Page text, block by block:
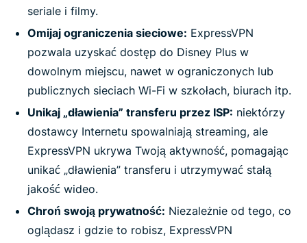
seriale i filmy.
Omijaj ograniczenia sieciowe: ExpressVPN
pozwala uzyskać dostęp do Disney Plus w
dowolnym miejscu, nawet w ograniczonych lub
publicznych sieciach Wi-Fi w szkołach, biurach itp.
Unikaj „dławienia” transferu przez ISP: niektórzy
dostawcy Internetu spowalniają streaming, ale
ExpressVPN ukrywa Twoją aktywność, pomagając
unikać „dławienia” transferu i utrzymywać stałą
jakość wideo.
Chroń swoją prywatność: Niezależnie od tego, co
oglądasz i gdzie to robisz, ExpressVPN